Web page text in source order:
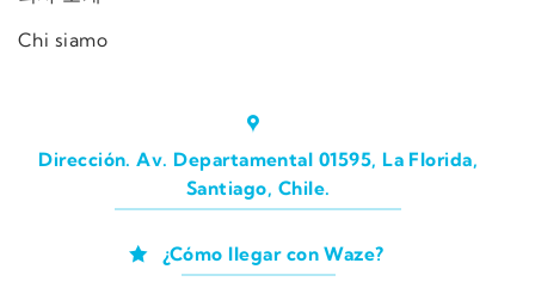
Chi siamo
Dirección. Av. Departamental 01595, La Florida,
Santiago, Chile.
¿Cómo llegar con Waze?